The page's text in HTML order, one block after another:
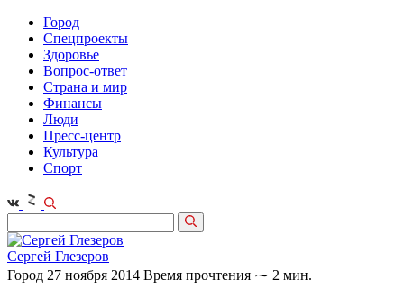
Город
Спецпроекты
Здоровье
Вопрос-ответ
Страна и мир
Финансы
Люди
Пресс-центр
Культура
Спорт
Сергей Глезеров
Город 27 ноября 2014 Время прочтения ⁓ 2 мин.